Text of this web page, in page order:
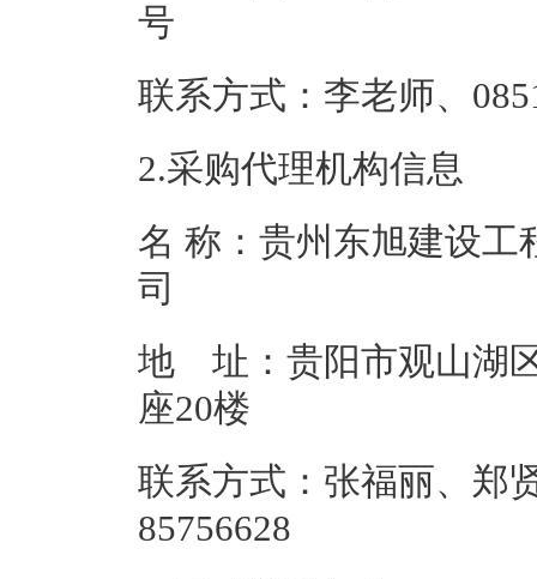
号
联系方式：李老
2.采购代理机构信息
名 称：贵州东旭建设工
地 址：贵阳市观山湖
座20
联系方式：张福丽、郑